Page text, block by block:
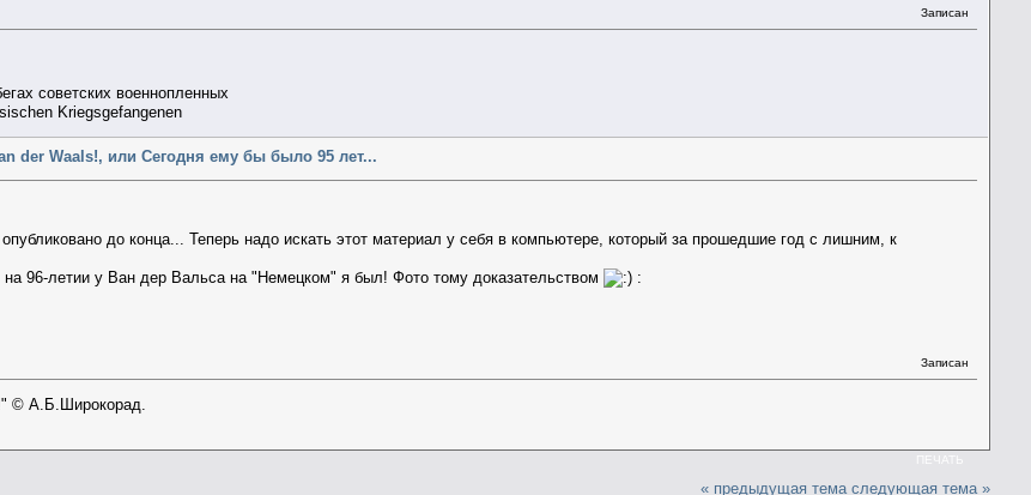
Записан
советских военнопленных
Kriegsgefangenen
der Waals!, или Сегодня ему бы было 95 лет...
до конца... Теперь надо искать этот материал у себя в компьютере, который за прошедшие год с лишним, к
на 96-летии у Ван дер Вальса на "Немецком" я был! Фото тому доказательством
:
Записан
© А.Б.Широкорад.
ПЕЧАТЬ
« предыдущая тема следующая тема »